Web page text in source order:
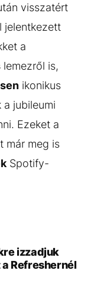
visszatért
jelentkezett
a
lemezről is,
ikonikus
jubileumi
Ezeket a
már meg is
Spotify-
izzadjuk
Refreshernél